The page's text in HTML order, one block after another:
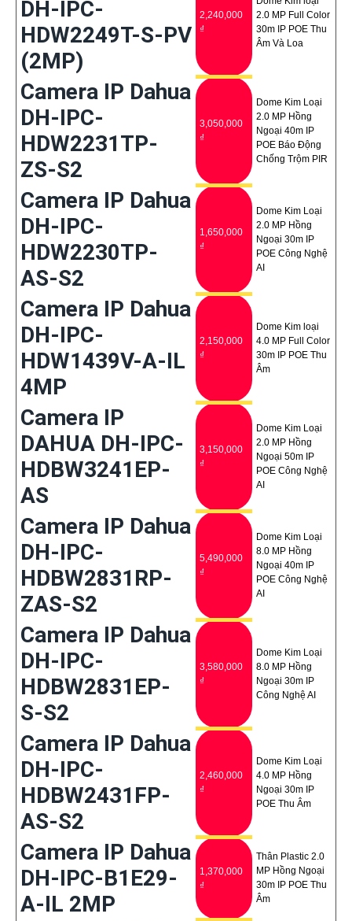
DH-IPC-
HDW2249T-S-PV
(2MP)
2,240,000
₫
2.0 MP Full Color
30m IP POE Thu
Âm Và Loa
Camera IP Dahua
DH-IPC-
HDW2231TP-
ZS-S2
3,050,000
₫
Dome Kim Loại
2.0 MP Hồng
Ngoại 40m IP
POE Báo Động
Chống Trộm PIR
Camera IP Dahua
DH-IPC-
HDW2230TP-
AS-S2
1,650,000
₫
Dome Kim Loại
2.0 MP Hồng
Ngoại 30m IP
POE Công Nghệ
AI
Camera IP Dahua
DH-IPC-
HDW1439V-A-IL
4MP
2,150,000
₫
Dome Kim loại
4.0 MP Full Color
30m IP POE Thu
Âm
Camera IP
DAHUA DH-IPC-
HDBW3241EP-
AS
3,150,000
₫
Dome Kim Loại
2.0 MP Hồng
Ngoại 50m IP
POE Công Nghệ
AI
Camera IP Dahua
DH-IPC-
HDBW2831RP-
ZAS-S2
5,490,000
₫
Dome Kim Loại
8.0 MP Hồng
Ngoại 40m IP
POE Công Nghệ
AI
Camera IP Dahua
DH-IPC-
HDBW2831EP-
S-S2
3,580,000
₫
Dome Kim Loại
8.0 MP Hồng
Ngoại 30m IP
Công Nghệ AI
Camera IP Dahua
DH-IPC-
HDBW2431FP-
AS-S2
2,460,000
₫
Dome Kim Loại
4.0 MP Hồng
Ngoại 30m IP
POE Thu Âm
Camera IP Dahua
DH-IPC-B1E29-
A-IL 2MP
1,370,000
₫
Thân Plastic 2.0
MP Hồng Ngoại
30m IP POE Thu
Âm